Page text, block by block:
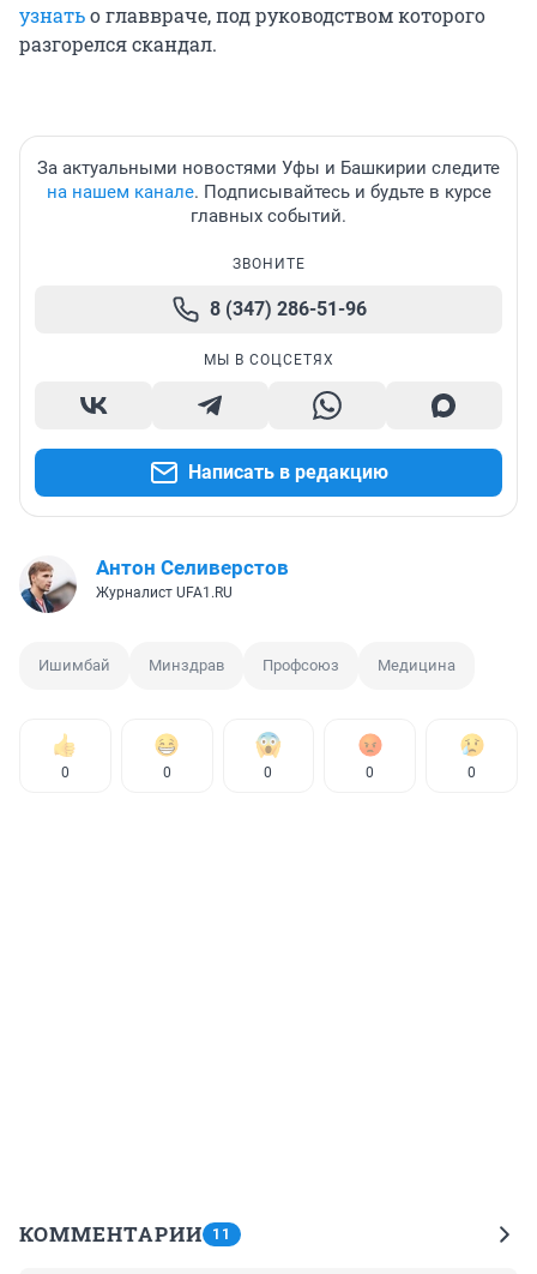
узнатьо главвраче, под руководством которого
разгорелся скандал.
За актуальными новостями Уфы и Башкирии следите
на нашем канале. Подписывайтесь и будьте в курсе
главных событий.
ЗВОНИТЕ
8 (347) 286-51-96
МЫ В СОЦСЕТЯХ
Написать в редакцию
Антон Селиверстов
Журналист UFA1.RU
Ишимбай Минздрав Профсоюз Медицина
0 0 0 0 0
КОММЕНТАРИИ 11